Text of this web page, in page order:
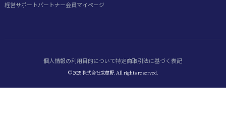
経営サポートパートナー会員マイページ
個人情報の利用目的について特定商取引法に基づく表記
© 2025 株式会社武蔵野. All rights reserved.